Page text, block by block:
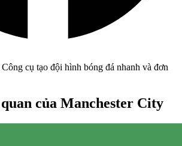
cụ tạo đội hình bóng đá nhanh và đơn
của Manchester City